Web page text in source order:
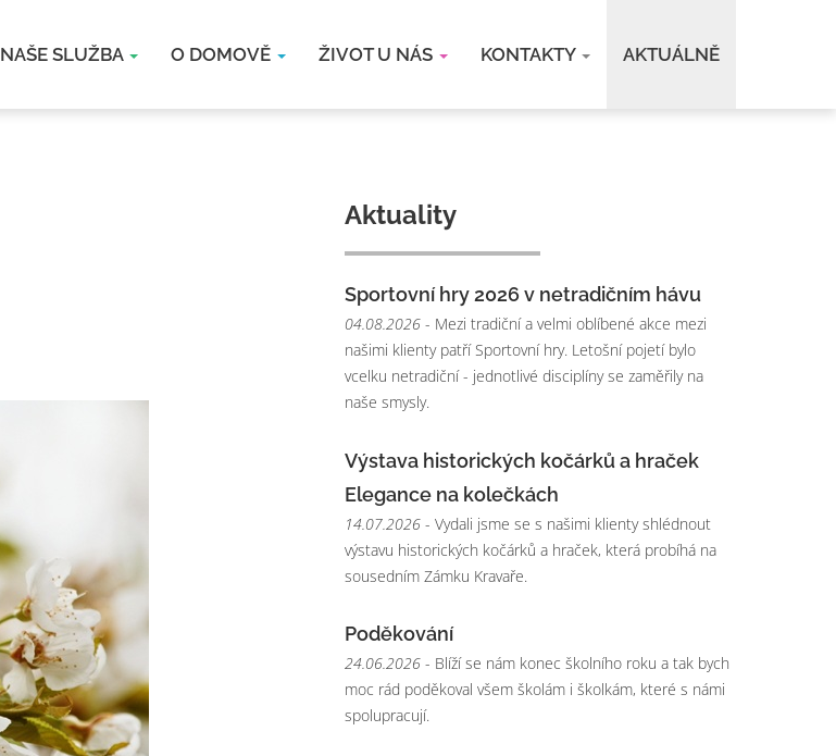
NAŠE SLUŽBA O DOMOVĚ ŽIVOT U NÁS KONTAKTY AKTUÁLNĚ
Aktuality
Sportovní hry 2026 v netradičním hávu
04.08.2026 - Mezi tradiční a velmi oblíbené akce mezi
našimi klienty patří Sportovní hry. Letošní pojetí bylo
vcelku netradiční - jednotlivé disciplíny se zaměřily na
naše smysly.
Výstava historických kočárků a hraček
Elegance na kolečkách
14.07.2026 - Vydali jsme se s našimi klienty shlédnout
výstavu historických kočárků a hraček, která probíhá na
sousedním Zámku Kravaře.
Poděkování
24.06.2026 - Blíží se nám konec školního roku a tak bych
moc rád poděkoval všem školám i školkám, které s námi
spolupracují.